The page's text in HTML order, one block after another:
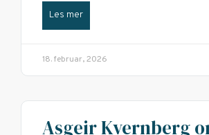
Les mer
18. februar, 2026
Asgeir Kvernberg